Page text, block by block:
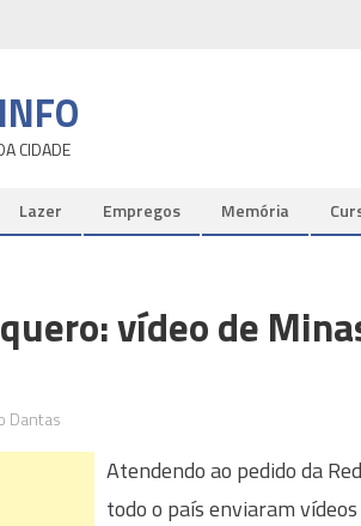
CIDADE
Lazer Empregos Memória
vídeo de
Dantas
Atendendo ao pedido da
todo o país enviaram